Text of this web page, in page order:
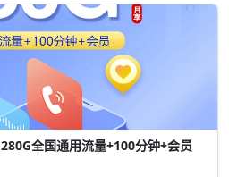
全国通用流量+100分钟+会员